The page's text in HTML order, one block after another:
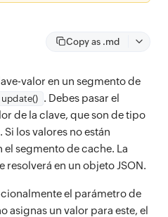
Copy as .md
valor en un segmento de
update() . Debes pasar el
de la clave, que son de tipo
los valores no están
el segmento de cache. La
resolverá en un objeto JSON.
el parámetro de
asignas un valor para este, el